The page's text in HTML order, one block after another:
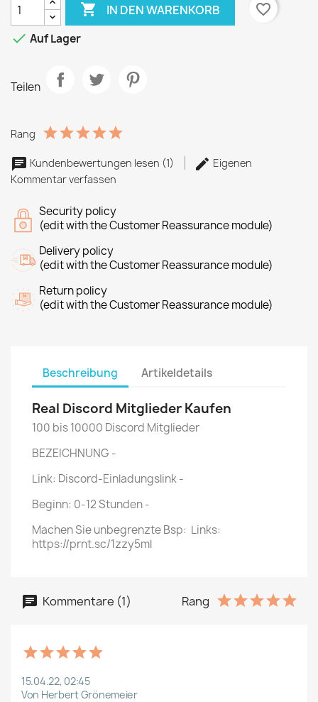
 IN DEN WARENKORB
favorite_border
 Auf Lager
Teilen
Rang
Kundenbewertungen lesen (1)
Eigenen
Kommentar verfassen
Security policy
(edit with the Customer Reassurance module)
Delivery policy
(edit with the Customer Reassurance module)
Return policy
(edit with the Customer Reassurance module)
Beschreibung Artikeldetails
Real Discord Mitglieder Kaufen
100 bis 10000 Discord Mitglieder
BEZEICHNUNG -
Link: Discord-Einladungslink-
Beginn: 0-12 Stunden-
Machen Sie unbegrenzte Bsp: Links:
https://prnt.sc/1zzy5ml
Kommentare (1) Rang
15.04.22, 02:45
Von Herbert Grönemeier